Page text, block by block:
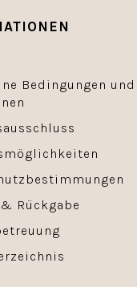
Bedingungen und
Rückgabe